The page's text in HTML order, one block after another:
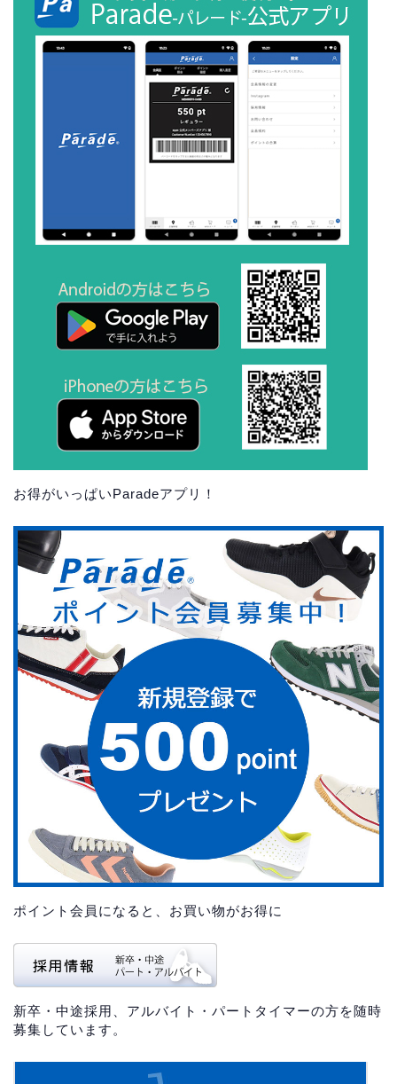
お得がいっぱいParadeアプリ！
ポイント会員になると、お買い物がお得に
新卒・中途採用、アルバイト・パートタイマーの方を随時
募集しています。